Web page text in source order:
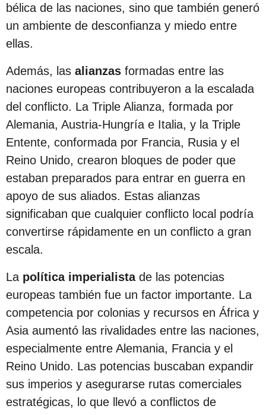
bélica de las naciones, sino que también generó
un ambiente de desconfianza y miedo entre
ellas.
Además, las alianzas formadas entre las
naciones europeas contribuyeron a la escalada
del conflicto. La Triple Alianza, formada por
Alemania, Austria-Hungría e Italia, y la Triple
Entente, conformada por Francia, Rusia y el
Reino Unido, crearon bloques de poder que
estaban preparados para entrar en guerra en
apoyo de sus aliados. Estas alianzas
significaban que cualquier conflicto local podría
convertirse rápidamente en un conflicto a gran
escala.
La política imperialistade las potencias
europeas también fue un factor importante. La
competencia por colonias y recursos en África y
Asia aumentó las rivalidades entre las naciones,
especialmente entre Alemania, Francia y el
Reino Unido. Las potencias buscaban expandir
sus imperios y asegurarse rutas comerciales
estratégicas, lo que llevó a conflictos de